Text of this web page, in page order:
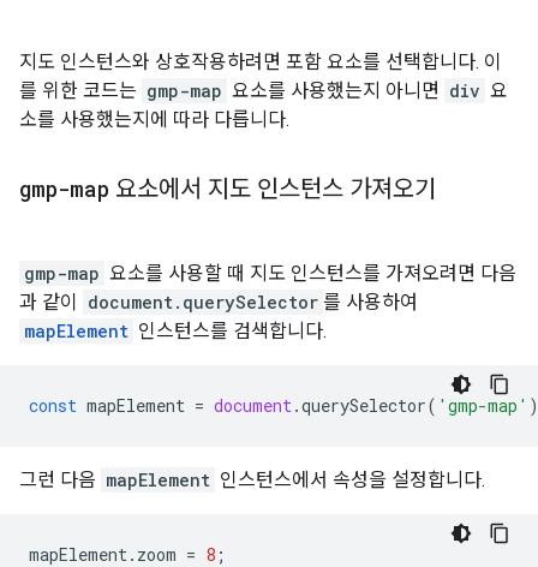
지도 인스턴스와 상호작용하려면 포함 요소를 선택합니다. 이
를 위한 코드는 gmp-map 요소를 사용했는지 아니면 div 요
소를 사용했는지에 따라 다릅니다.
gmp-map 요소에서 지도 인스턴스 가져오기
gmp-map 요소를 사용할 때 지도 인스턴스를 가져오려면 다음
과 같이
document.querySelector 를 사용하여
mapElement 인스턴스를 검색합니다.
const mapElement = document.querySelector( 'gmp-map' )
그런 다음 mapElement 인스턴스에서 속성을 설정합니다.
mapElement. zoom = 8 ;